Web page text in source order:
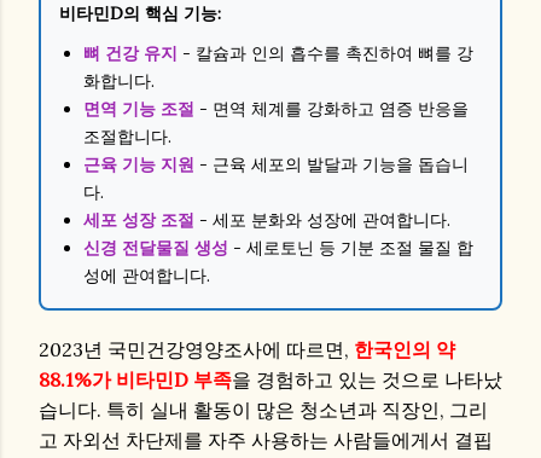
비타민D의 핵심 기능:
뼈 건강 유지 - 칼슘과 인의 흡수를 촉진하여 뼈를 강
화합니다.
면역 기능 조절 - 면역 체계를 강화하고 염증 반응을
조절합니다.
근육 기능 지원 - 근육 세포의 발달과 기능을 돕습니
다.
세포 성장 조절 - 세포 분화와 성장에 관여합니다.
신경 전달물질 생성 - 세로토닌 등 기분 조절 물질 합
성에 관여합니다.
2023년 국민건강영양조사에 따르면, 한국인의 약
88.1%가 비타민D 부족을 경험하고 있는 것으로 나타났
습니다. 특히 실내 활동이 많은 청소년과 직장인, 그리
고 자외선 차단제를 자주 사용하는 사람들에게서 결핍